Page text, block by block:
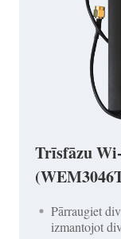
Trīsfāzu
Pārraugiet
izmantojot